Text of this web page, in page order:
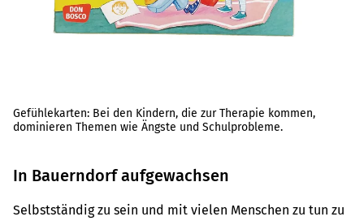
Gefühlekarten: Bei den Kindern, die zur Therapie kommen,
dominieren Themen wie Ängste und Schulprobleme.
In Bauerndorf aufgewachsen
Selbstständig zu sein und mit vielen Menschen zu tun zu